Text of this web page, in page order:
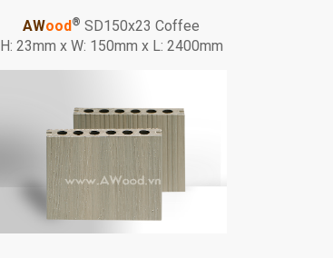
AWood® SD150x23 Coffee
H: 23mm x W: 150mm x L: 2400mm